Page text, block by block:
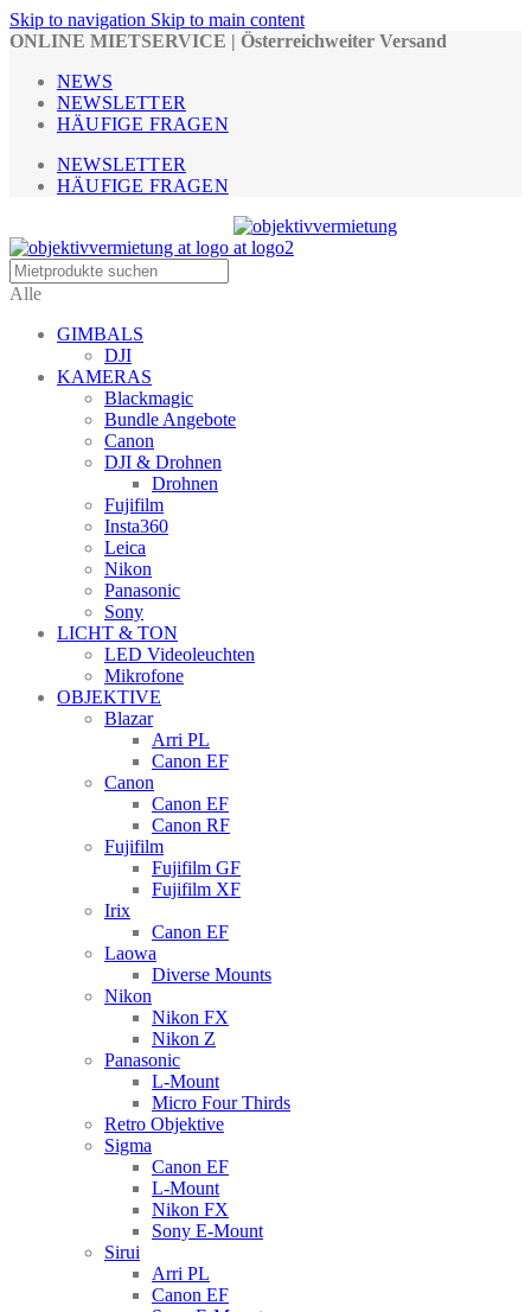
Skip to navigation Skip to main content
ONLINE MIETSERVICE | Österreichweiter Versand
NEWS
NEWSLETTER
HÄUFIGE FRAGEN
NEWSLETTER
HÄUFIGE FRAGEN
Alle
GIMBALS
DJI
KAMERAS
Blackmagic
Bundle Angebote
Canon
DJI & Drohnen
Drohnen
Fujifilm
Insta360
Leica
Nikon
Panasonic
Sony
LICHT & TON
LED Videoleuchten
Mikrofone
OBJEKTIVE
Blazar
Arri PL
Canon EF
Canon
Canon EF
Canon RF
Fujifilm
Fujifilm GF
Fujifilm XF
Irix
Canon EF
Laowa
Diverse Mounts
Nikon
Nikon FX
Nikon Z
Panasonic
L-Mount
Micro Four Thirds
Retro Objektive
Sigma
Canon EF
L-Mount
Nikon FX
Sony E-Mount
Sirui
Arri PL
Canon EF